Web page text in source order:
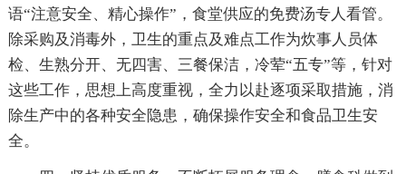
语“注意安全、精心操作”，食堂供应的免费汤专人看管。
除采购及消毒外，卫生的重点及难点工作为炊事人员体
检、生熟分开、无四害、三餐保洁，冷荤“五专”等，针对
这些工作，思想上高度重视，全力以赴逐项采取措施，消
除生产中的各种安全隐患，确保操作安全和食品卫生安
全。